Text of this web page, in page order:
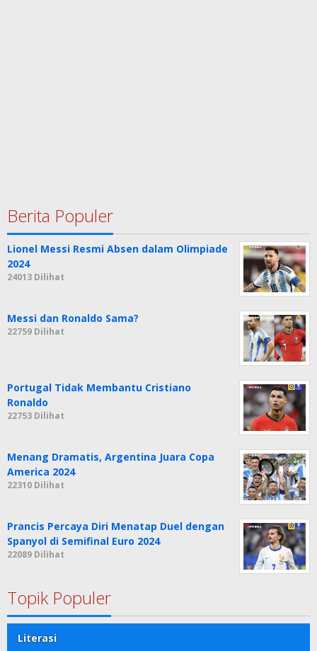
Berita Populer
Lionel Messi Resmi Absen dalam Olimpiade
2024
24013 Dilihat
Messi dan Ronaldo Sama?
22759 Dilihat
Portugal Tidak Membantu Cristiano
Ronaldo
22753 Dilihat
Menang Dramatis, Argentina Juara Copa
America 2024
22310 Dilihat
Prancis Percaya Diri Menatap Duel dengan
Spanyol di Semifinal Euro 2024
22089 Dilihat
Topik Populer
Literasi